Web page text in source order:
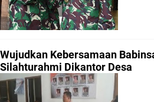
Wujudkan Kebersamaan
Silahturahmi Dikantor Desa